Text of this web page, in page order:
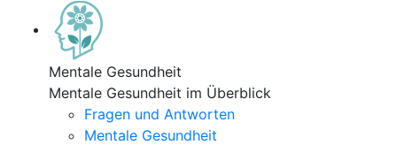
Mentale Gesundheit
Mentale Gesundheit im Überblick
Fragen und Antworten
Mentale Gesundheit